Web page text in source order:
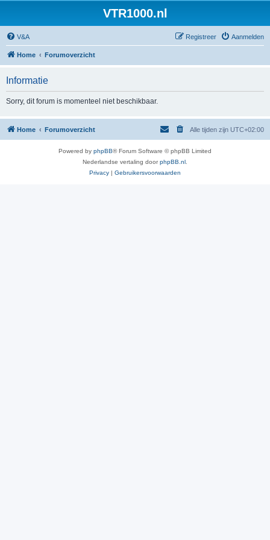
VTR1000.nl
V&A Aanmelden
Registreer
Home Forumoverzicht
Informatie
Sorry, dit forum is momenteel niet beschikbaar.
Home Forumoverzicht Alle tijden zijn UTC+02:00
Powered by phpBB® Forum Software © phpBB Limited
Nederlandse vertaling doorphpBB.nl
Privacy | Gebruikersvoorwaarden